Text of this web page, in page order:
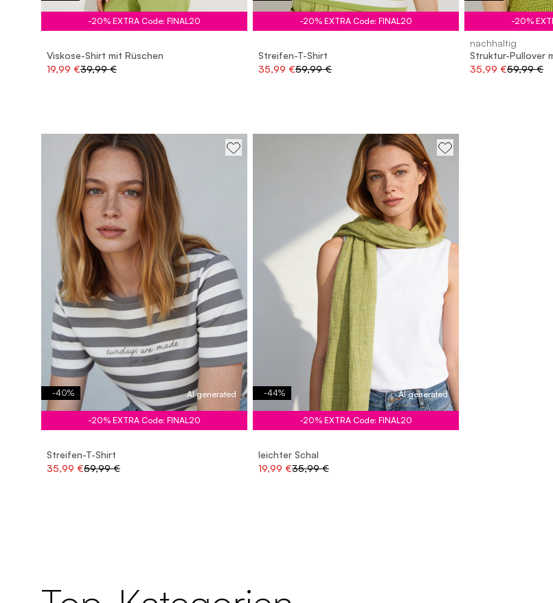
-20% EXTRA Code: FINAL20
Viskose-Shirt mit Rüschen
19,99 €39,99 €
-20% EXTRA Code: FINAL20
Streifen-T-Shirt
35,99 €59,99 €
-20%
nachhaltig
Struktur-Pullover
35,99 €59,99 €
-40% AI generated
-20% EXTRA Code: FINAL20
Streifen-T-Shirt
35,99 €59,99 €
-44% AI generated
-20% EXTRA Code: FINAL20
leichter Schal
19,99 €35,99 €